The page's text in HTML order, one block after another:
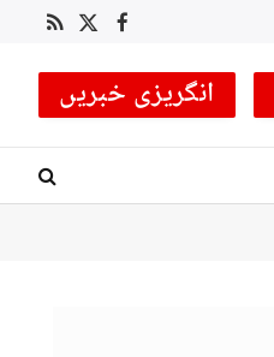
Facebook
X
RSS
انگریزی خبریں